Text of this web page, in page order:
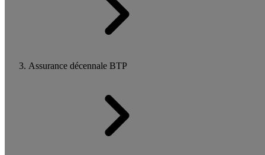
Assurance décennale BTP